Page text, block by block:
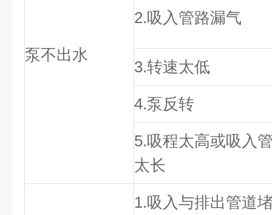
泵不出水
2.吸入管路漏气
3.转速太低
4.泵反转
5.吸程太高或吸入
太长
1.吸入与排出管道